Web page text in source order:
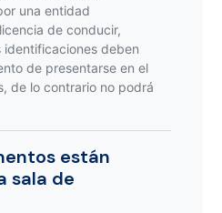
una entidad
de conducir,
deben
de presentarse en el
de lo contrario no podrá
están
sala de